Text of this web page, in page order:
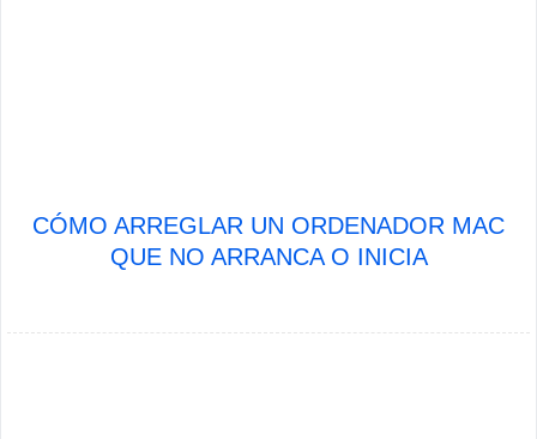
CÓMO ARREGLAR UN ORDENADOR MAC
QUE NO ARRANCA O INICIA